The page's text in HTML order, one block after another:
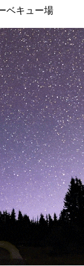
ベキュー場